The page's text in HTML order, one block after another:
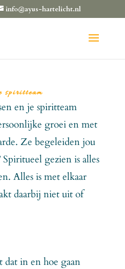
info@ayus-hartelicht.nl
spiritteam
en je spiritteam
groei en met
Ze begeleiden jou
gezien is alles
Alles is met elkaar
daarbij niet uit of
dat in en hoe gaan